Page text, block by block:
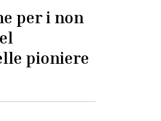
per i non
pioniere